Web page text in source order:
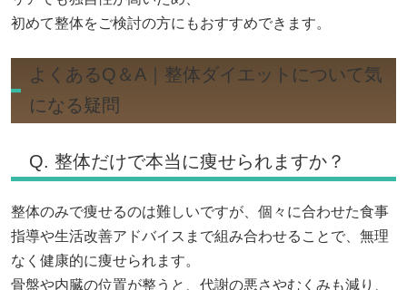
初めて整体をご検討の方にもおすすめできます。
よくあるQ＆A｜整体ダイエットについて気
になる疑問
Q. 整体だけで本当に痩せられますか？
整体のみで痩せるのは難しいですが、個々に合わせた食事
指導や生活改善アドバイスまで組み合わせることで、無理
なく健康的に痩せられます。
骨盤や内臓の位置が整うと、代謝の悪さやむくみも減り、